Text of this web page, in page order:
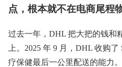
点，根本就不在电商尾程
过去一年，DHL 把大把的钱和
上。2025 年 9 月，DHL 收购
疗保健最后一公里配送的能力